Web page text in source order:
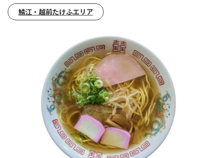
鯖江・越前たけふエリア